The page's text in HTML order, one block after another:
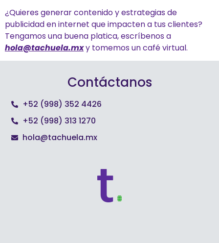
¿Quieres generar contenido y estrategias de
publicidad en internet que impacten a tus clientes?
Tengamos una buena platica, escríbenos a
hola@tachuela.mxy tomemos un café virtual.
Contáctanos
+52 (998) 352 4426
+52 (998) 313 1270
hola@tachuela.mx